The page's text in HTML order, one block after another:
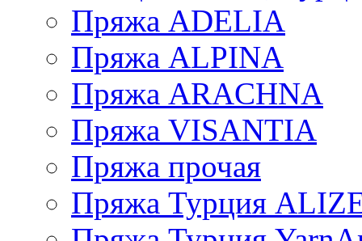
Пряжа ADELIA
Пряжа ALPINA
Пряжа ARACHNA
Пряжа VISANTIA
Пряжа прочая
Пряжа Турция